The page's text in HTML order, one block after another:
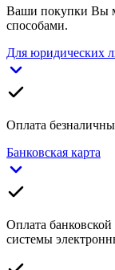
Ваши покупки Вы
способами.
Для юридических
Оплата
Банковская карта
Оплата
системы